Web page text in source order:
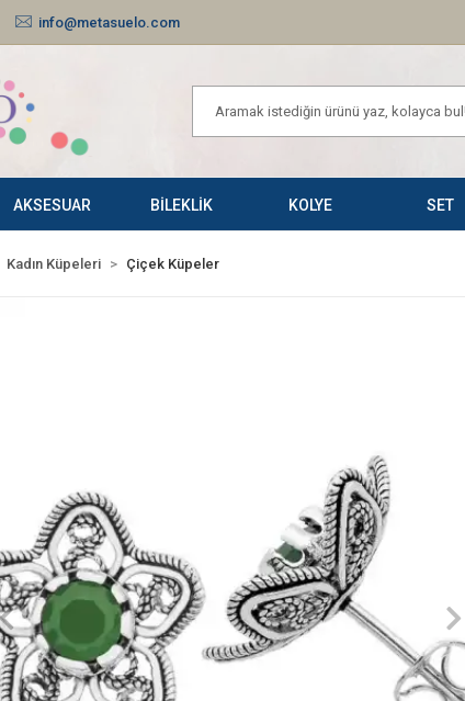
info@metasuelo.com
AKSESUAR BİLEKLİK KOLYE SET
Kadın Küpeleri Çiçek Küpeler